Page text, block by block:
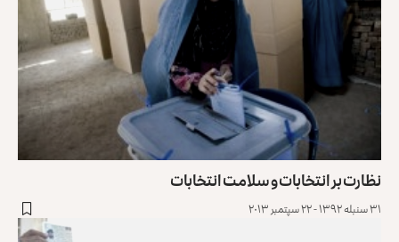
نظارت بر انتخابات و سلامت انتخابات
۳۱ سنبله ۱۳۹۲ - ۲۲ سپتمبر ۲۰۱۳